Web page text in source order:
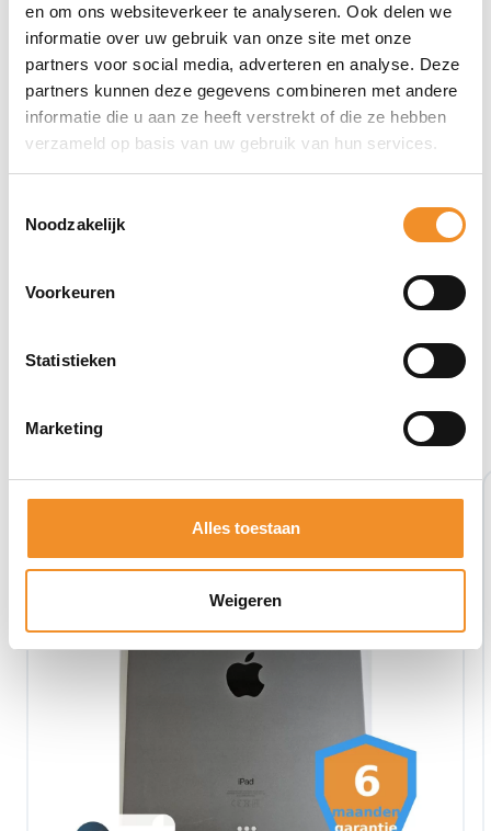
en om ons websiteverkeer te analyseren. Ook delen we
informatie over uw gebruik van onze site met onze
partners voor social media, adverteren en analyse. Deze
partners kunnen deze gegevens combineren met andere
informatie die u aan ze heeft verstrekt of die ze hebben
verzameld op basis van uw gebruik van hun services.
Noodzakelijk
Voorkeuren
Statistieken
Marketing
Alles toestaan
Weigeren
Direct erbij bestellen